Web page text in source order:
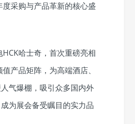
采购与产品革新的核心盛
哈士奇，首次重磅亮相
产品矩阵，为高端酒店、
气爆棚，吸引众多国内外
为展会备受瞩目的实力品